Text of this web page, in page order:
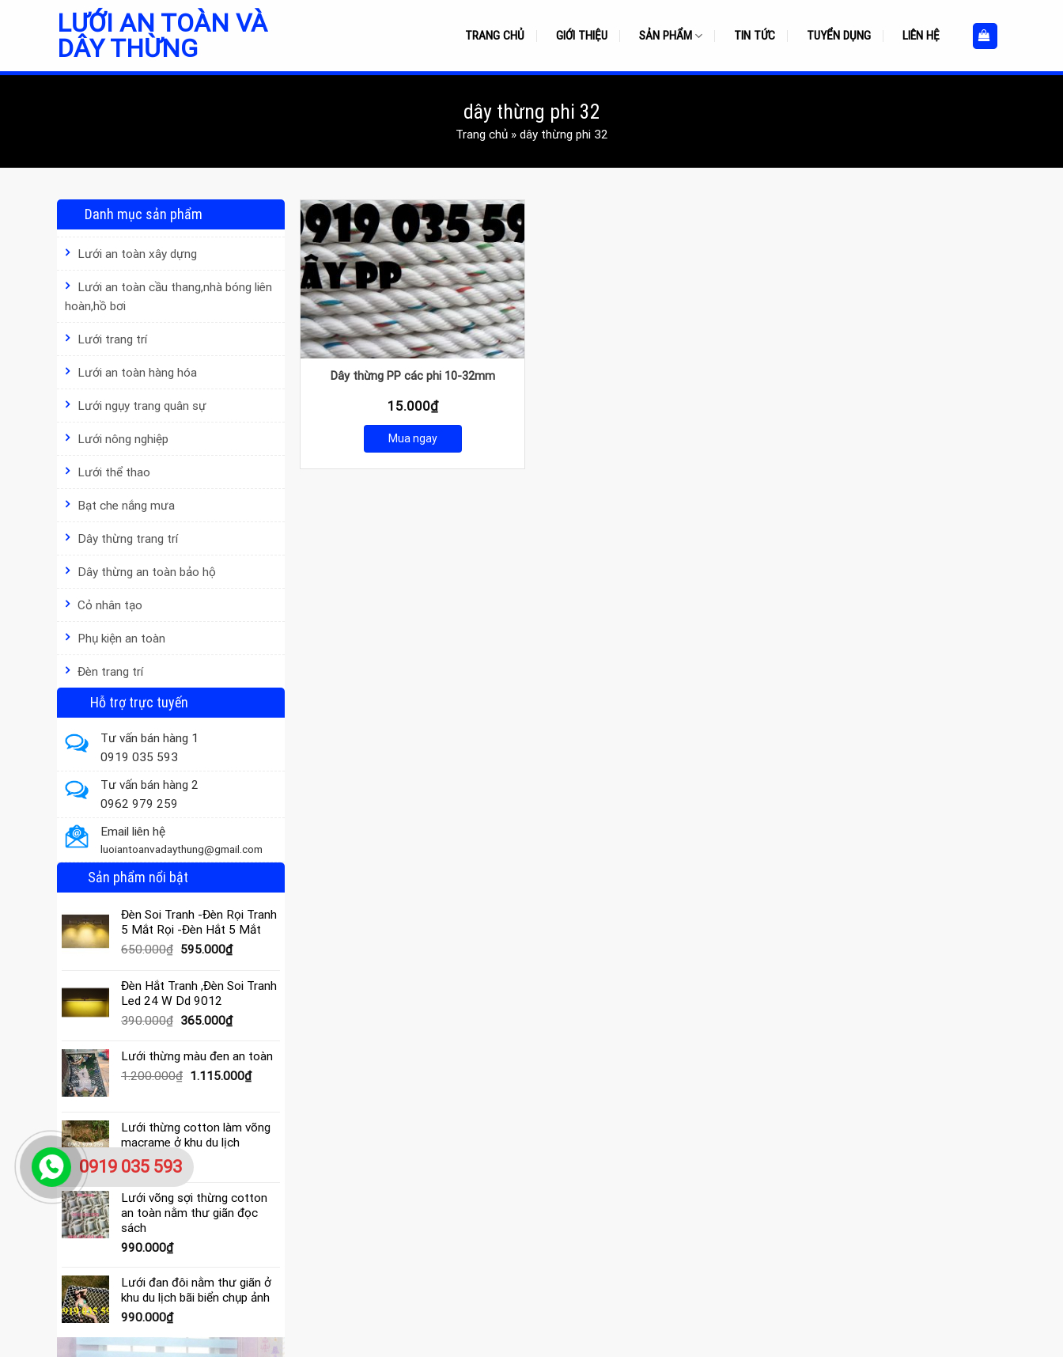
LƯỚI AN TOÀN VÀ
DÂY THỪNG
TRANG CHỦ GIỚI THIỆU SẢN PHẨM TIN TỨC TUYỂN DỤNG LIÊN HỆ
dây thừng phi 32
Trang chủ» dây thừng phi 32
Danh mục sản phẩm
Lưới an toàn xây dựng
Lưới an toàn cầu thang,nhà bóng liên
hoàn,hồ bơi
Lưới trang trí
Lưới an toàn hàng hóa
Lưới ngụy trang quân sự
Lưới nông nghiệp
Lưới thể thao
Bạt che nắng mưa
Dây thừng trang trí
Dây thừng an toàn bảo hộ
Cỏ nhân tạo
Phụ kiện an toàn
Đèn trang trí
Hỗ trợ trực tuyến
Tư vấn bán hàng 1
0919 035 593
Tư vấn bán hàng 2
0962 979 259
Email liên hệ
luoiantoanvadaythung@gmail.com
Sản phẩm nổi bật
Đèn Soi Tranh -Đèn Rọi Tranh
5 Mắt Rọi -Đèn Hắt 5 Mắt
650.000₫ Giá
là:
650.000₫.
595.000₫Giá
tại
595.000₫.
Đèn Hắt Tranh ,Đèn Soi Tranh
Led 24 W Dd 9012
390.000₫ Giá
là:
390.000₫.
365.000₫Giá
tại
là:
365.000₫.
Lưới thừng màu đen an toàn
1.200.000₫ Giá
1.200.000₫.
1.115.000₫Giá
là:
Lưới thừng cotton làm võng
macrame ở khu du lịch
4.000.000₫
Lưới võng sợi thừng cotton
an toàn nằm thư giãn đọc
sách
990.000₫
Lưới đan đôi nằm thư giãn ở
khu du lịch bãi biển chụp ảnh
990.000₫
Dây thừng PP các phi 10-32mm
15.000₫
Mua ngay
0919 035 593